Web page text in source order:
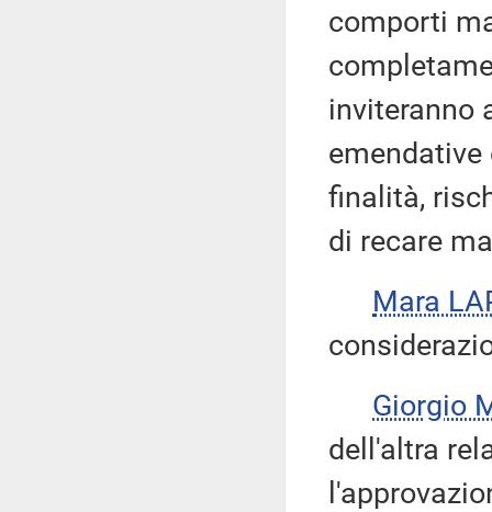
comporti
inviteranno
finalità,
di recare
Mara
Giorgio
dell'altra